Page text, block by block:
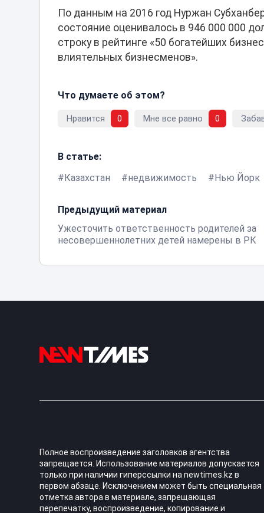
По данным на 2016 год Нуржан
состояние оценивалось в 946 000 000
строку в рейтинге «50 богатейших
влиятельных бизнесменов».
Что думаете об этом?
Нравится 0 Мне все равно 0
В статье:
Казахстан
недвижимость Нью Йорк
Предыдущий материал
Ужесточить ответственность родителей за
несовершеннолетних детей намерены в РК
Полное воспроизведение заголовков агентства
запрещается. Использование материалов допускается
только при наличии гиперссылки на newtimes.kz в
первом абзаце. Исключением может быть специальная
отметка автора в материале, запрещающая
перепечатку, воспроизведение, копирование и